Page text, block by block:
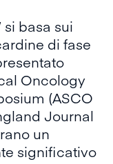
basa sui
di fase
Oncology
(ASCO
Journal
un
significativo